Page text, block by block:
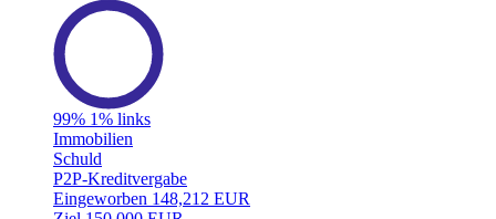
99% 1% links
Immobilien
Schuld
P2P-Kreditvergabe
Eingeworben 148,212 EUR